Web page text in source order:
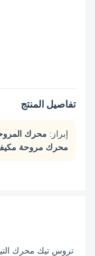
تفاصيل المنتج
محرك المروحة الخارجية
محرك مروحة مكيف